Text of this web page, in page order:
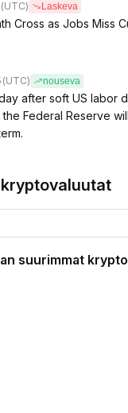
(UTC) Laskeva
Cross as Jobs Miss
(UTC) nouseva
after soft US labor
Federal Reserve
suurimmat